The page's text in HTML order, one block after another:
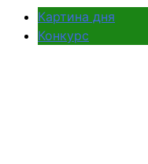
Картина дня
Конкурс